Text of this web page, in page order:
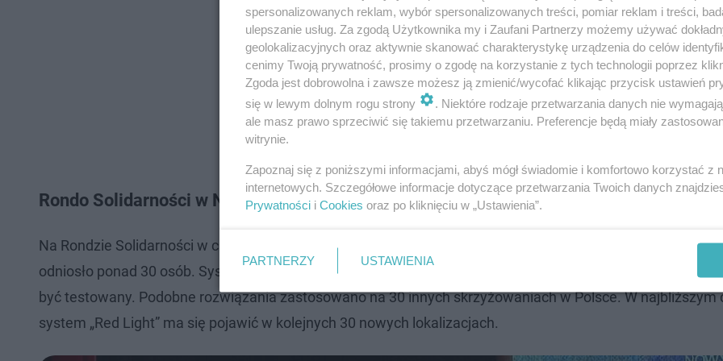
Rondo Solidarności w Nowym Sączu. Jedno z najniebezpieczniejszych skrzyżowań w
Na Rondzie Solidarności w ciągu trzech ostatnich lat doszło do kilkudziesięciu kolizji i wypadków, w
odniosło ponad 30 osób. System ma ruszyć na przełomie sierpnia i września. Zanim jednak tak się stanie,
być testowany. Podobne rozwiązania zastosowano na 30 innych skrzyżowaniach w Polsce. W najbliższym
system „Red Light” ma się pojawić w kolejnych 30 nowych lokalizacjach.
spersonalizowanych reklam, wybór spersonalizowanych treści, pomiar reklam i treści,
ulepszanie usług. Za zgodą Użytkownika my i Zaufani Partnerzy możemy używać
geolokalizacyjnych oraz aktywnie skanować charakterystykę urządzenia do celów
cenimy Twoją prywatność, prosimy o zgodę na korzystanie z tych technologii poprzez
Zgoda jest dobrowolna i zawsze możesz ją zmienić/wycofać klikając przycisk ustawień
się w lewym dolnym rogu strony
. Niektóre rodzaje przetwarzania danych nie
ale masz prawo sprzeciwić się takiemu przetwarzaniu. Preferencje będą miały
witrynie.
Zapoznaj się z poniższymi informacjami, abyś mógł świadomie i komfortowo korzystać z
internetowych. Szczegółowe informacje dotyczące przetwarzania Twoich danych
Prywatności i Cookies oraz po kliknięciu w „Ustawienia”.
PARTNERZY USTAWIENIA